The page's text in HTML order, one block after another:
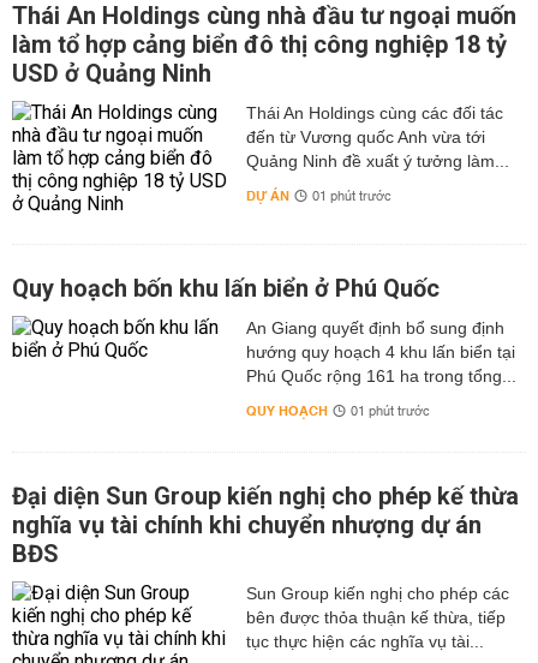
Thái An Holdings cùng nhà đầu tư ngoại muốn
làm tổ hợp cảng biển đô thị công nghiệp 18 tỷ
USD ở Quảng Ninh
Thái An Holdings cùng các đối tác
đến từ Vương quốc Anh vừa tới
Quảng Ninh đề xuất ý tưởng làm...
DỰ ÁN 01 phút trước
Quy hoạch bốn khu lấn biển ở Phú Quốc
An Giang quyết định bổ sung định
hướng quy hoạch 4 khu lấn biển tại
Phú Quốc rộng 161 ha trong tổng...
QUY HOẠCH 01 phút trước
Đại diện Sun Group kiến nghị cho phép kế thừa
nghĩa vụ tài chính khi chuyển nhượng dự án
BĐS
Sun Group kiến nghị cho phép các
bên được thỏa thuận kế thừa, tiếp
tục thực hiện các nghĩa vụ tài...